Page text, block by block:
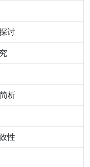
讨
析
性